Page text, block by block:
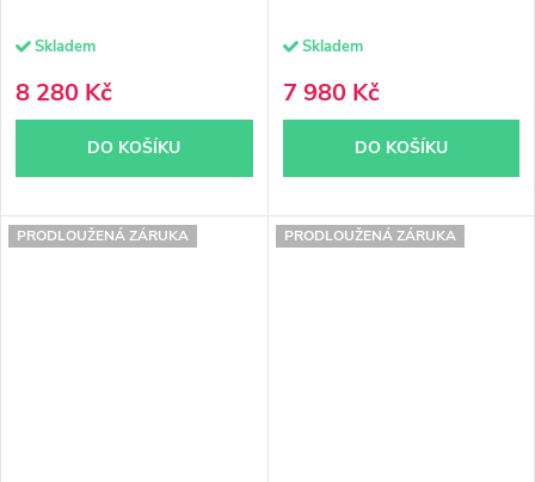
Skladem
8 280 Kč
DO KOŠÍKU
Skladem
7 980 Kč
DO KOŠÍKU
PRODLOUŽENÁ ZÁRUKA PRODLOUŽENÁ ZÁRUKA